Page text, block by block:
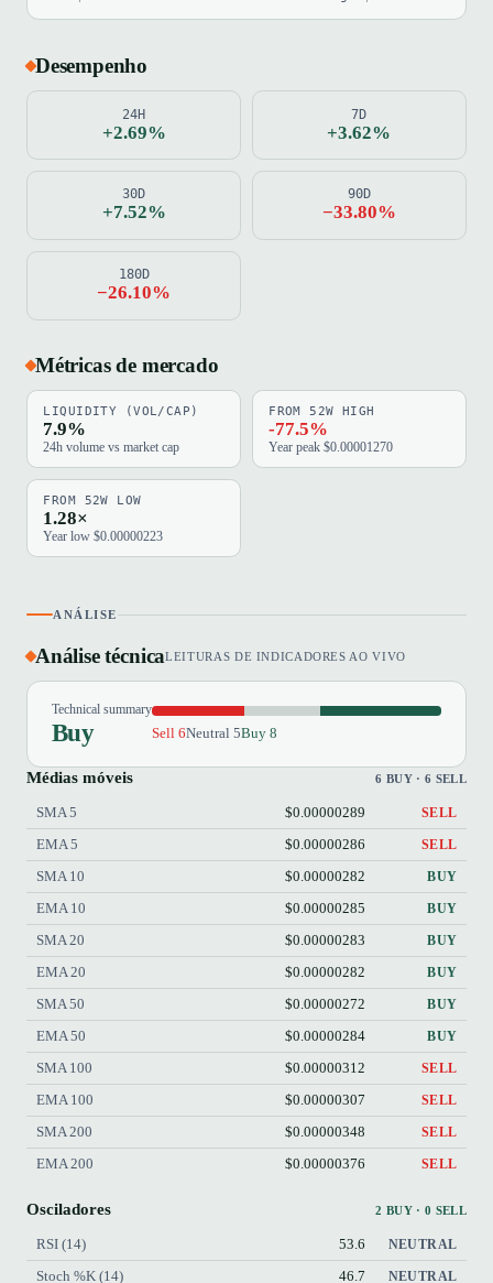
Desempenho
24H
+2.69%
7D
+3.62%
30D
+7.52%
90D
−33.80%
180D
−26.10%
Métricas de mercado
LIQUIDITY (VOL/CAP)
7.9%
24h volume vs market cap
FROM 52W HIGH
-77.5%
Year peak $0.00001270
FROM 52W LOW
1.28×
Year low $0.00000223
ANÁLISE
Análise técnicaLEITURAS DE INDICADORES AO VIVO
Technical summary
Buy Sell 6Neutral 5Buy 8
Médias móveis 6 BUY · 6 SELL
SMA 5 $0.00000289 SELL
EMA 5 $0.00000286 SELL
SMA 10 $0.00000282 BUY
EMA 10 $0.00000285 BUY
SMA 20 $0.00000283 BUY
EMA 20 $0.00000282 BUY
SMA 50 $0.00000272 BUY
EMA 50 $0.00000284 BUY
SMA 100 $0.00000312 SELL
EMA 100 $0.00000307 SELL
SMA 200 $0.00000348 SELL
EMA 200 $0.00000376 SELL
Osciladores 2 BUY · 0 SELL
RSI (14) 53.6 NEUTRAL
Stoch %K (14) 46.7 NEUTRAL